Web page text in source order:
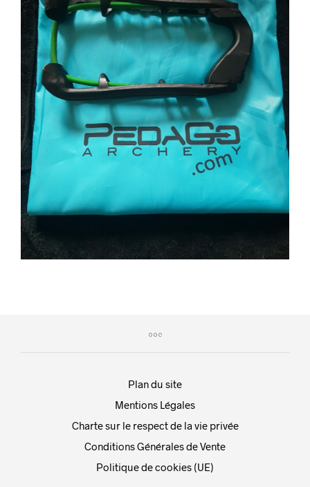
Plan du site
Mentions Légales
Charte sur le respect de la vie privée
Conditions Générales de Vente
Politique de cookies (UE)